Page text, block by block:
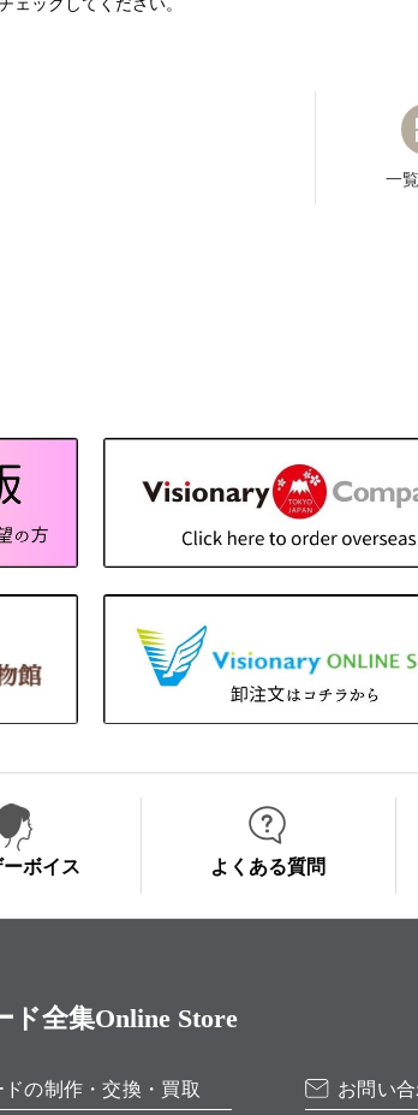
一
ボイス よくある質問
全集Online Store
ドの制作・交換・買取 お問い